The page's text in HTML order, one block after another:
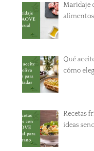
Maridaje
Qué
cómo
Recetas
ideas